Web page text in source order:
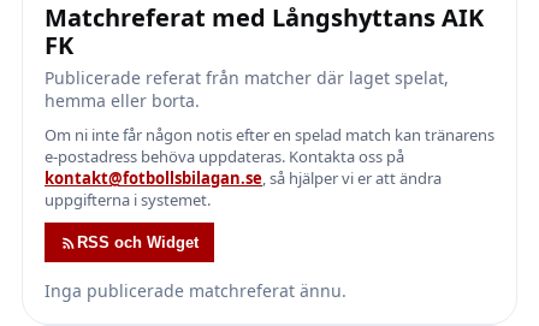
Matchreferat med Långshyttans AIK
FK
Publicerade referat från matcher där laget spelat,
hemma eller borta.
Om ni inte får någon notis efter en spelad match kan tränarens
e-postadress behöva uppdateras. Kontakta oss på
kontakt@fotbollsbilagan.se, så hjälper vi er att ändra
uppgifterna i systemet.
RSS och Widget
Inga publicerade matchreferat ännu.